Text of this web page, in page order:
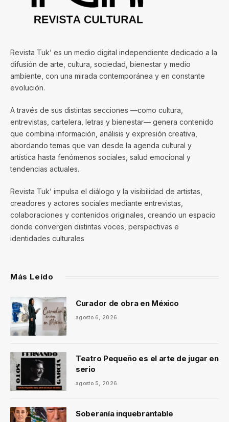
Revista Tuk’ es un medio digital independiente dedicado a la
difusión de arte, cultura, sociedad, bienestar y medio
ambiente, con una mirada contemporánea y en constante
evolución.
A través de sus distintas secciones —como cultura,
entrevistas, cartelera, letras y bienestar— genera contenido
que combina información, análisis y expresión creativa,
abordando temas que van desde la agenda cultural y
artística hasta fenómenos sociales, salud emocional y
tendencias actuales.
Revista Tuk’ impulsa el diálogo y la visibilidad de artistas,
creadores y actores sociales mediante entrevistas,
colaboraciones y contenidos originales, creando un espacio
donde convergen distintas voces, perspectivas e
identidades culturales
Más Leído
Curador de obra en México
agosto 6, 2026
Teatro Pequeño es el arte de jugar en
serio
agosto 5, 2026
Soberanía inquebrantable